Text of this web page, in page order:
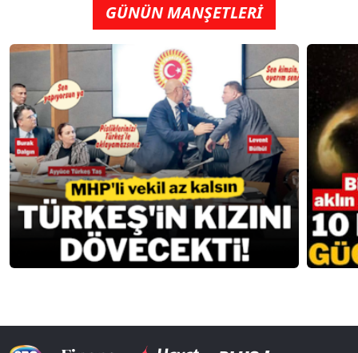
GÜNÜN MANŞETLERİ